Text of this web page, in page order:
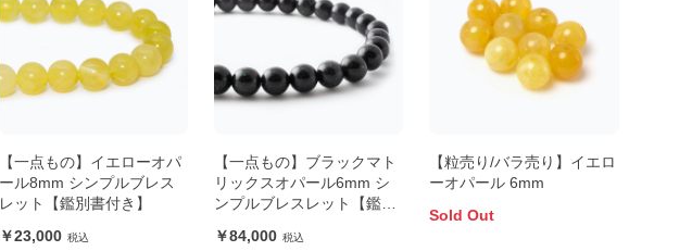
【一点もの】イエローオパ
ール8mm シンプルブレス
レット【鑑別書付き】
23,000
【一点もの】ブラックマト
リックスオパール6mm シ
ンプルブレスレット【鑑別
84,000
【粒売り/バラ売り】イエロ
ーオパール 6mm
Sold Out